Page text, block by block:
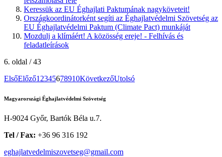
Keressük az EU Éghajlati Paktumának nagyköveteit!
Országkoordinátorként segíti az Éghajlatvédelmi Szövetség az
EU Éghajlatvédelmi Paktum (Climate Pact) munkáját
Mozdulj a klímáért! A közösség ereje! - Felhívás és
feladatleírások
6. oldal / 43
ElsőElőző1 2345678910KövetkezőUtolsó
Magyarországi Éghajlatvédelmi Szövetség
H-9024 Győr, Bartók Béla u.7.
Tel / Fax: +36 96 316 192
eghajlatvedelmiszovetseg@gmail.com